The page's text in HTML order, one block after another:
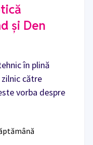
și Den
în plină
către
vorba despre